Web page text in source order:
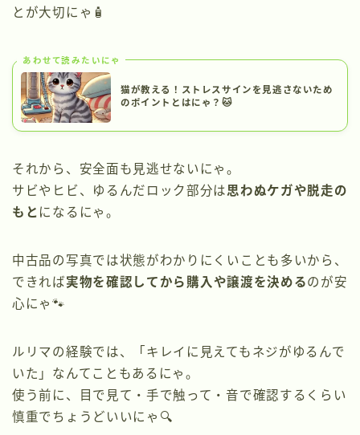
とが大切にゃ🧴
あわせて読みたいにゃ
猫が教える！ストレスサインを見逃さないため
のポイントとはにゃ？🐱
それから、安全面も見逃せないにゃ。
サビやヒビ、ゆるんだロック部分は思わぬケガや脱走の
もと になるにゃ。
中古品の写真では状態がわかりにくいことも多いから、
できれば実物を確認してから購入や譲渡を決めるのが安
心にゃ🐾
ルリマの経験では、「キレイに見えてもネジがゆるんで
いた」なんてこともあるにゃ。
使う前に、目で見て・手で触って・音で確認するくらい
慎重でちょうどいいにゃ🔍